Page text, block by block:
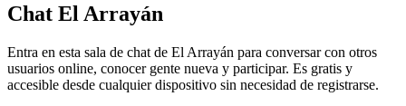
Chat El Arrayán
Entra en esta sala de chat de El Arrayán para conversar con otros
usuarios online, conocer gente nueva y participar. Es gratis y
accesible desde cualquier dispositivo sin necesidad de registrarse.